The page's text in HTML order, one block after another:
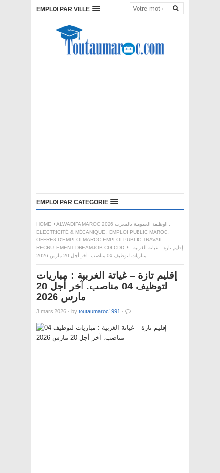
EMPLOI PAR VILLE
EMPLOI PAR CATEGORIE
HOME ALWADIFA MAROC 2026 الوظيفة العمومية بالمغرب
,
ELECTRICITÉ & MÉCANIQUE , EMPLOI PUBLIC MAROC ,
OFFRES D'EMPLOI MAROC EMPLOI PUBLIC TRAVAIL
RECRUTEMENT DREAMJOB CDI CDD
إقليم تازة – غياتة الغربية :
مباريات لتوظيف 04 مناصب. آخر أجل 20 مارس 2026
إقليم تازة – غياتة الغربية : مباريات
لتوظيف 04 مناصب. آخر أجل 20
مارس 2026
3 mars 2026 · by toutaumaroc1991 ·